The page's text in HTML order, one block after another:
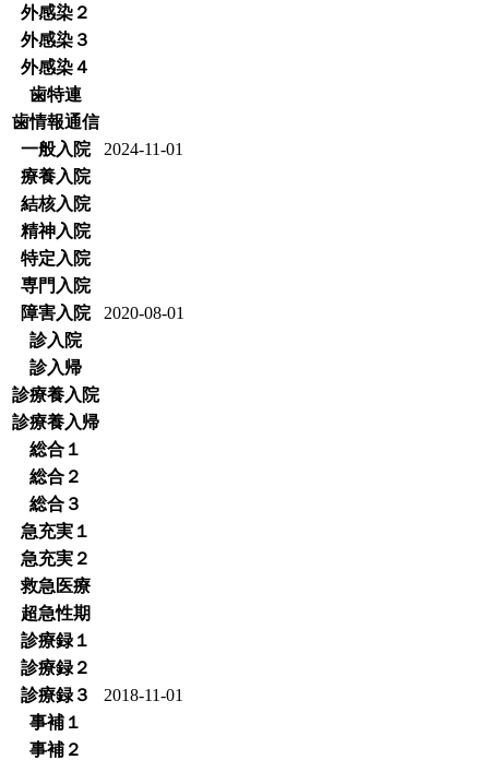
外感染２
外感染３
外感染４
歯特連
歯情報通信
一般入院
2024-11-01
療養入院
結核入院
精神入院
特定入院
専門入院
障害入院
2020-08-01
診入院
診入帰
診療養入院
診療養入帰
総合１
総合２
総合３
急充実１
急充実２
救急医療
超急性期
診療録１
診療録２
診療録３
2018-11-01
事補１
事補２